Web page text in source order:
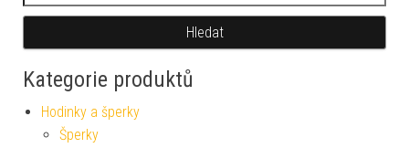
Hledat
Kategorie produktů
Hodinky a šperky
Šperky